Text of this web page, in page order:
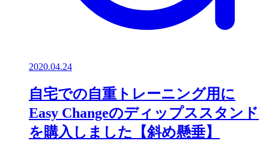
2020.04.24
自宅での自重トレーニング用に
Easy Changeのディップススタンド
を購入しました【斜め懸垂】